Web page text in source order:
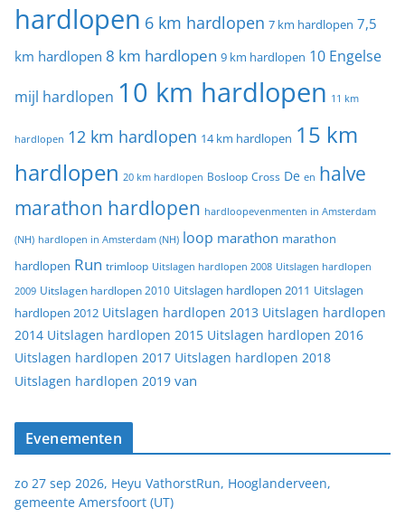
hardlopen 6 km hardlopen 7 km hardlopen 7,5
km hardlopen 8 km hardlopen 9 km hardlopen 10 Engelse
mijl hardlopen 10 km hardlopen 11 km
hardlopen 12 km hardlopen 14 km hardlopen 15 km
hardlopen 20 km hardlopen Bosloop Cross De en halve
marathon hardlopen hardloopevenmenten in Amsterdam
(NH) hardlopen in Amsterdam (NH) loop marathon marathon
hardlopen Run trimloop Uitslagen hardlopen 2008 Uitslagen hardlopen
2009 Uitslagen hardlopen 2010 Uitslagen hardlopen 2011 Uitslagen
hardlopen 2012 Uitslagen hardlopen 2013 Uitslagen hardlopen
2014 Uitslagen hardlopen 2015 Uitslagen hardlopen 2016
Uitslagen hardlopen 2017 Uitslagen hardlopen 2018
Uitslagen hardlopen 2019 van
Evenementen
zo 27 sep 2026, Heyu VathorstRun, Hooglanderveen,
gemeente Amersfoort (UT)